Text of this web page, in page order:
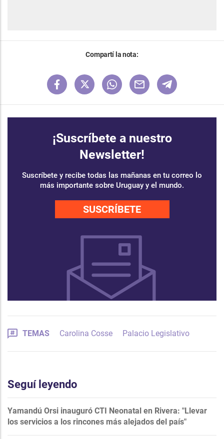
Compartí la nota:
¡Suscríbete a nuestro
Newsletter!
Suscríbete y recibe todas las mañanas en tu correo lo
más importante sobre Uruguay y el mundo.
SUSCRÍBETE
TEMAS Carolina Cosse Palacio Legislativo
Seguí leyendo
Yamandú Orsi inauguró CTI Neonatal en Rivera: "Llevar
los servicios a los rincones más alejados del país"